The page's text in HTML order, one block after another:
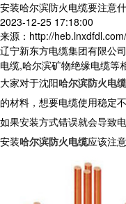
安装哈尔滨防火电缆要注意
2023-12-25 17:18:00
来源：http://
辽宁新东方电缆集团有限公
电缆,哈尔滨矿物绝缘电缆等
大家对于沈阳哈尔滨防火电缆
的材料，想要电缆使用稳定
如果安装方式错误就会导致
安装哈尔滨防火电缆应该注